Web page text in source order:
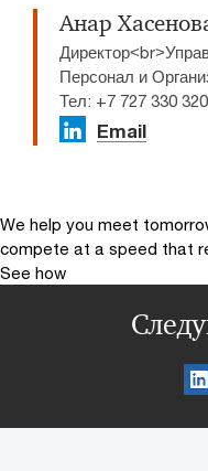
Анар
Персонал и
Тел: +7 727 330
Email
We help you meet
compete at a speed that
See how